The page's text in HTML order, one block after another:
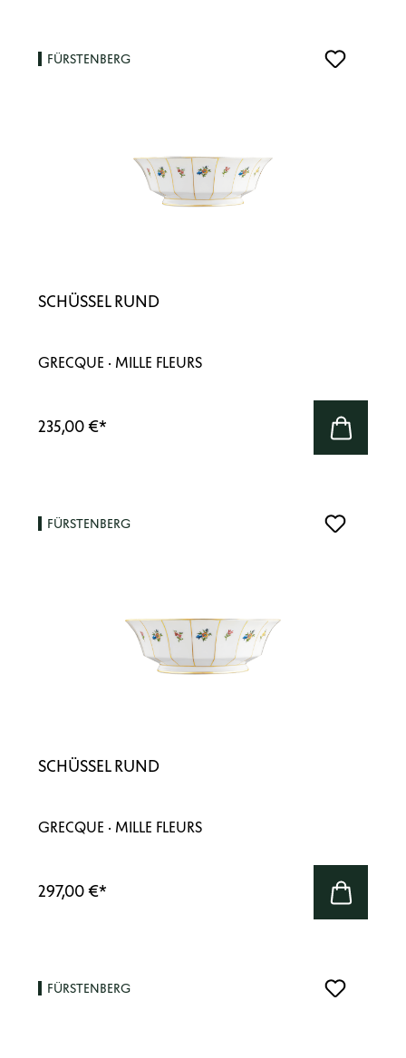
FÜRSTENBERG
SCHÜSSEL RUND
GRECQUE · MILLE FLEURS
235,00 €*
FÜRSTENBERG
SCHÜSSEL RUND
GRECQUE · MILLE FLEURS
297,00 €*
FÜRSTENBERG